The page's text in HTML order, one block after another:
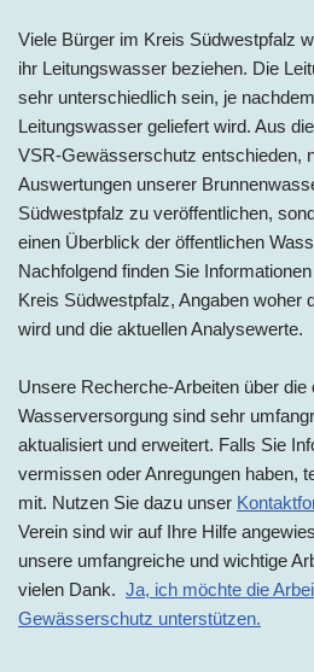
Viele Bürger im Kreis Südwestpfalz
ihr Leitungswasser beziehen. Die
sehr unterschiedlich sein, je
Leitungswasser geliefert wird. Aus
VSR-Gewässerschutz entschieden,
Auswertungen unserer
Südwestpfalz zu veröffentlichen,
einen Überblick der öffentlichen
Nachfolgend finden Sie
Kreis Südwestpfalz, Angaben woher
wird und die aktuellen Analysewerte.
Unsere Recherche-Arbeiten über die
Wasserversorgung sind sehr
aktualisiert und erweitert. Falls Sie
vermissen oder Anregungen haben,
mit. Nutzen Sie dazu unser
Verein sind wir auf Ihre Hilfe
unsere umfangreiche und wichtige
vielen Dank. Ja, ich möchte die
Gewässerschutz unterstützen.